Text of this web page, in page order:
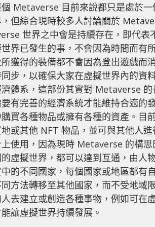
個 Metaverse 目前來說都只是處於
但綜合現時較多人討論關於
世界之中會是持續存在，即代表
界已發生的事，不會因為時間而有
獲得的裝備都不會因為登出遊戲而
步，以確保大家在虛擬世界內的資
體系，這部份其實對 Metaverse
有完善的經濟系統才能維持合適的
買各種物品或擁有各種的資產。
或其他 NFT 物品，並可與其他人
使用，因為現時 Metaverse 的構
虛擬世界，都可以達到互通，由人
的不同國家，每個國家或地區都有
方法轉移至其他國家，而不受地域
去建立或創造各種事物，例如可在
讓虛擬世界持續發展。